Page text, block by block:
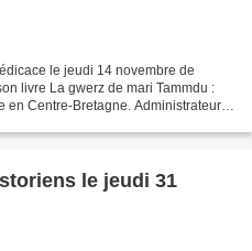
le jeudi 14 novembre de
livre La gwerz de mari Tammdu :
en Centre-Bretagne. Administrateur
le jeudi 31